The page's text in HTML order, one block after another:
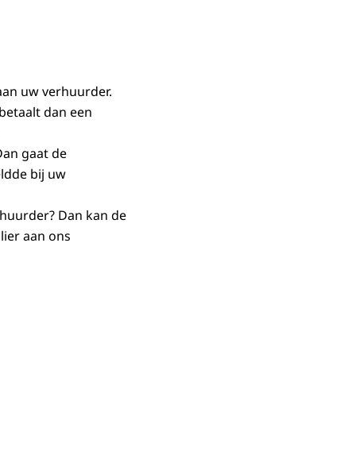
uw verhuurder.
dan een
gaat de
bij uw
Dan kan de
aan ons